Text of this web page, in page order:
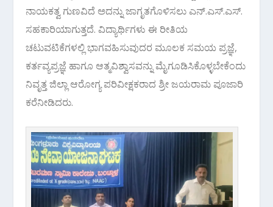
ನಾಯಕತ್ವ ಗುಣವಿದೆ ಅದನ್ನು ಜಾಗೃತಗೊಳಿಸಲು ಎನ್.ಎಸ್.ಎಸ್.
ಸಹಕಾರಿಯಾಗುತ್ತದೆ. ವಿದ್ಯಾರ್ಥಿಗಳು ಈ ರೀತಿಯ
ಚಟುವಟಿಕೆಗಳಲ್ಲಿ ಭಾಗವಹಿಸುವುದರ ಮೂಲಕ ಸಮಯ ಪ್ರಜ್ಞೆ,
ಕರ್ತವ್ಯಪ್ರಜ್ಞೆ ಹಾಗೂ ಆತ್ಮವಿಶ್ವಾಸವನ್ನು ಮೈಗೂಡಿಸಿಕೊಳ್ಳಬೇಕೆಂದು
ನಿವೃತ್ತ ಜಿಲ್ಲಾ ಆರೋಗ್ಯ ಪರಿವೀಕ್ಷಕರಾದ ಶ್ರೀ ಜಯರಾಮ ಪೂಜಾರಿ
ಕರೆನೀಡಿದರು.